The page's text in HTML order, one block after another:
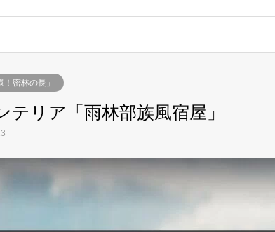
密林の長」
リア「雨林部族風宿屋」